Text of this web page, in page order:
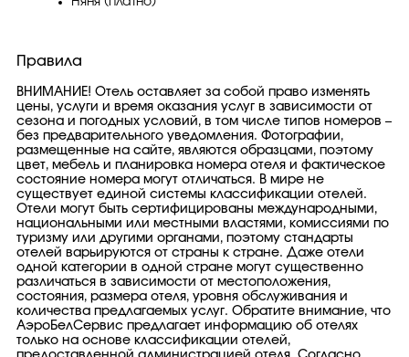
Правила
ВНИМАНИЕ! Отель оставляет за собой право изменять
цены, услуги и время оказания услуг в зависимости от
сезона и погодных условий, в том числе типов номеров –
без предварительного уведомления. Фотографии,
размещенные на сайте, являются образцами, поэтому
цвет, мебель и планировка номера отеля и фактическое
состояние номера могут отличаться. В мире не
существует единой системы классификации отелей.
Отели могут быть сертифицированы международными,
национальными или местными властями, комиссиями по
туризму или другими органами, поэтому стандарты
отелей варьируются от страны к стране. Даже отели
одной категории в одной стране могут существенно
различаться в зависимости от местоположения,
состояния, размера отеля, уровня обслуживания и
количества предлагаемых услуг. Обратите внимание, что
АэроБелСервис предлагает информацию об отелях
только на основе классификации отелей,